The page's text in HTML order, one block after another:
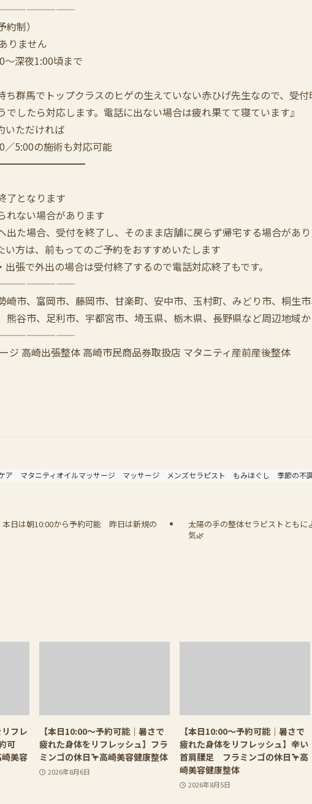
制）
りません
〜深夜1:00頃まで
ち群馬でトップクラスのヒゲの生えていない赤ひげ先生なので、受
でしたら対応します。電話に出ない場合は疲れ果てて寝ています』
いただければ
／5:00の施術も対応可能
了となります
れない場合があります
出た場合、受付を終了し、そのまま店舗に戻らず帰宅する場合があ
い方は、前もってのご予約をおすすめいたします
張で外出の場合は受付終了するので電話対応終了もです。
崎市、富岡市、藤岡市、甘楽町、安中市、玉村町、みどり市、桐生市
熊谷市、足利市、宇都宮市、埼玉県、栃木県、長野県など周辺地域か
ジ 高崎出張整体 高崎市民商品券取扱店 マタニティ産前産後整体
ア マタニティオイルマッサージ マッサージ メンズセラピスト もみほぐし 季節の不
日は朝10:00から予約可能 昨日は新規の
太陽の手の整体セラピストともに
気🌿
リフレ
可
美容
【本日10:00〜予約可能｜暑さで
疲れた身体をリフレッシュ】フラ
ミンゴの休日🦩高崎美容健康整体
2026年8月6日
【本日10:00〜予約可能｜暑さで
疲れた身体をリフレッシュ】辛い
首肩腰足 フラミンゴの休日🦩高
崎美容健康整体
2026年8月5日